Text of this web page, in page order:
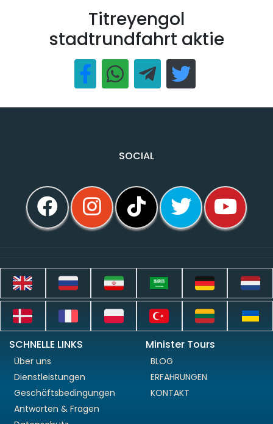
Titreyengol
stadtrundfahrt aktie
SOCIAL
SCHNELLE LINKS
Über uns
Dienstleistungen
Geschäftsbedingungen
Antworten & Fragen
Minister Tours
BLOG
ERFAHRUNGEN
KONTAKT